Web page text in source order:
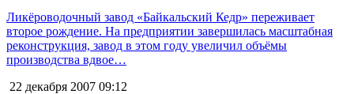
Ликёроводочный завод «Байкальский Кедр» переживает
второе рождение. На предприятии завершилась масштабная
реконструкция, завод в этом году увеличил объёмы
производства вдвое…
22 декабря 2007 09:12